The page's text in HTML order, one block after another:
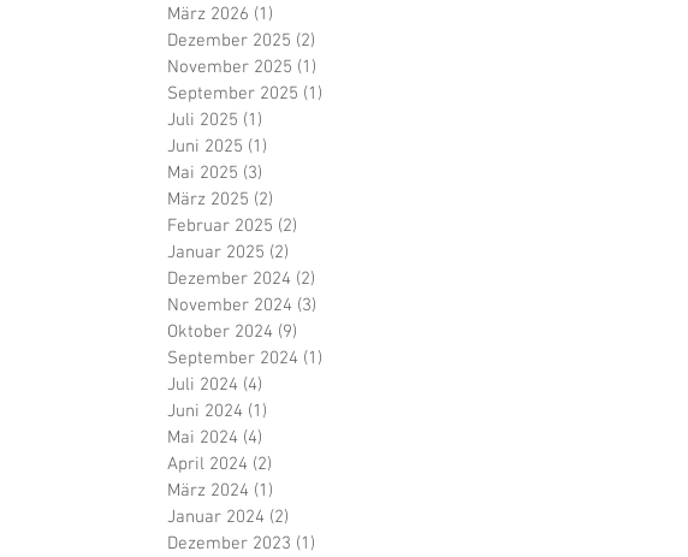
März 2026 (1)
Dezember 2025 (2)
November 2025 (1)
September 2025 (1)
Juli 2025 (1)
Juni 2025 (1)
Mai 2025 (3)
März 2025 (2)
Februar 2025 (2)
Januar 2025 (2)
Dezember 2024 (2)
November 2024 (3)
Oktober 2024 (9)
September 2024 (1)
Juli 2024 (4)
Juni 2024 (1)
Mai 2024 (4)
April 2024 (2)
März 2024 (1)
Januar 2024 (2)
Dezember 2023 (1)